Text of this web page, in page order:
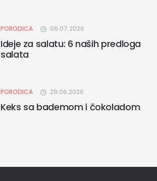
PORODICA 06.07.2026
Ideje za salatu: 6 naših predloga
salata
PORODICA 29.06.2026
Keks sa bademom i čokoladom